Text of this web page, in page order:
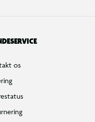
os